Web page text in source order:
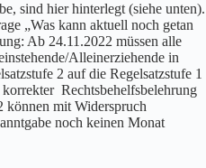
sind hier hinterlegt (siehe unten).
„Was kann aktuell noch getan
Ab 24.11.2022 müssen alle
Alleinerziehende in
2 auf die Regelsatzstufe 1
Rechtsbehelfsbelehrung
können mit Widerspruch
noch keinen Monat